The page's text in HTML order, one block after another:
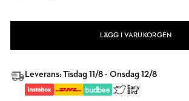
LÄGG I VARUKORGEN
Leverans: Tisdag 11/8 - Onsdag 12/8